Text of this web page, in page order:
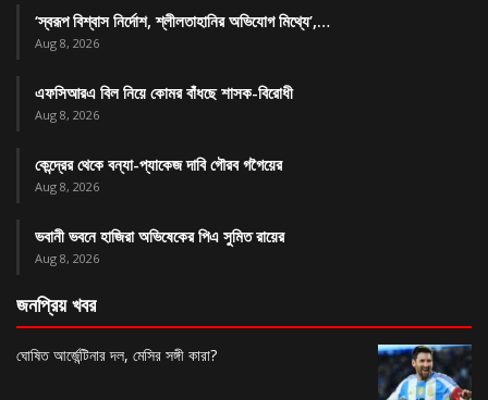
‘স্বরূপ বিশ্বাস নির্দোশ, শ্লীলতাহানির অভিযোগ মিথ্যে’,…
Aug 8, 2026
এফসিআরএ বিল নিয়ে কোমর বাঁধছে শাসক-বিরোধী
Aug 8, 2026
কেন্দ্রের থেকে বন্যা-প্যাকেজ দাবি গৌরব গগৈয়ের
Aug 8, 2026
ভবানী ভবনে হাজিরা অভিষেকের পিএ সুমিত রায়ের
Aug 8, 2026
জনপ্রিয় খবর
ঘোষিত আর্জেন্টিনার দল, মেসির সঙ্গী কারা?